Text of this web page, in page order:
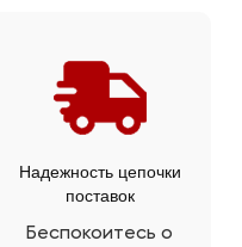
требованиям
продукта и
придать вам
уникальный вкус с
помощью PRB.
Надежность цепочки
поставок
Беспокоитесь о